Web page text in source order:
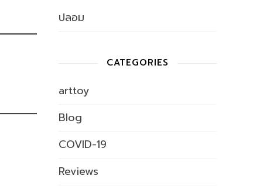
ปลอม
CATEGORIES
arttoy
Blog
COVID-19
Reviews